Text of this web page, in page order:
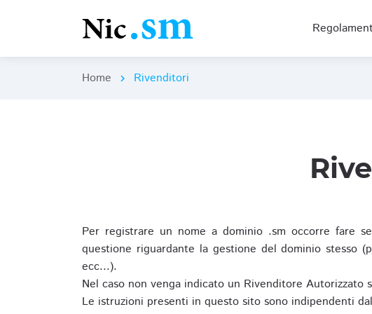
Home chevron_right Rivenditori
Per registrare un nome a dominio .sm occorre fare
questione riguardante la gestione del dominio stesso
ecc...).
Nel caso non venga indicato un Rivenditore Autorizzato
Le istruzioni presenti in questo sito sono indipendenti